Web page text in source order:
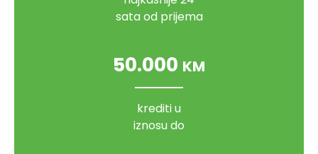
sata od prijema
50.000 KM
krediti u
iznosu do